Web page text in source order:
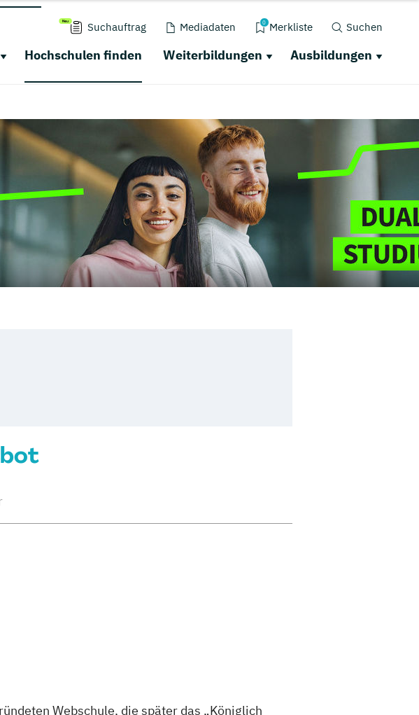
Suchauftrag Mediadaten 0 Merkliste Suchen
Hochschulen finden Weiterbildungen Ausbildungen
Webschule, die später das „Königlich